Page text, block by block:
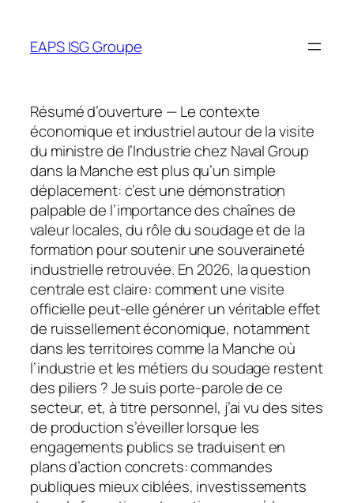
contenu
EAPS ISG Groupe
Résumé d’ouverture — Le contexte
économique et industriel autour de la visite
du ministre de l’Industrie chez Naval Group
dans la Manche est plus qu’un simple
déplacement: c’est une démonstration
palpable de l’importance des chaînes de
valeur locales, du rôle du soudage et de la
formation pour soutenir une souveraineté
industrielle retrouvée. En 2026, la question
centrale est claire: comment une visite
officielle peut-elle générer un véritable effet
de ruissellement économique, notamment
dans les territoires comme la Manche où
l’industrie et les métiers du soudage restent
des piliers ? Je suis porte-parole de ce
secteur, et, à titre personnel, j’ai vu des sites
de production s’éveiller lorsque les
engagements publics se traduisent en
plans d’action concrets: commandes
publiques mieux ciblées, investissements